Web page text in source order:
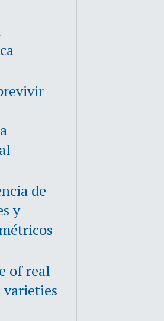
de
y
of real
varieties